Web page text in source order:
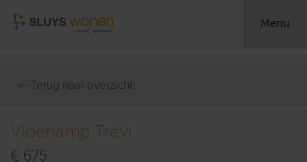
Menu
Terug naar overzicht
Vloerlamp Trevi
€ 675